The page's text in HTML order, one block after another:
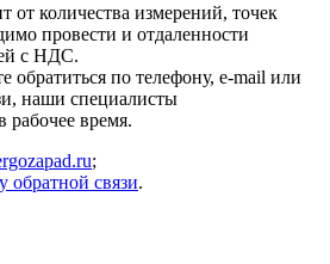
от количества измерений, точек
провести и отдаленности
с НДС.
по телефону, e-mail или
наши специалисты
рабочее время.
;
обратной связи.